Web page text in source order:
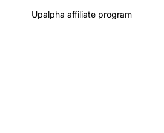
Upalpha affiliate program